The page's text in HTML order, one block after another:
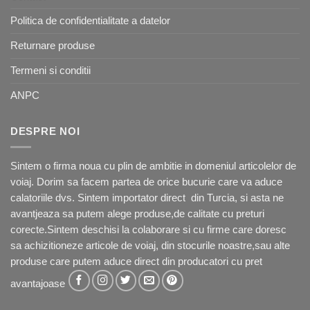
Politica de confidentialitate a datelor
Returnare produse
Termeni si conditii
ANPC
DESPRE NOI
Sintem o firma noua cu plin de ambitie in domeniul articolelor de
voiaj. Dorim sa facem partea de orice bucurie care va aduce
calatoriile dvs. Sintem importator direct din Turcia, si asta ne
avantjeaza sa putem alege produse,de calitate cu preturi
corecte.Sintem deschisi la colaborare si cu firme care doresc
sa achizitioneze articole de voiaj, din stocurile noastre,sau alte
produse care putem aduce direct din producatori cu pret
avantajoase